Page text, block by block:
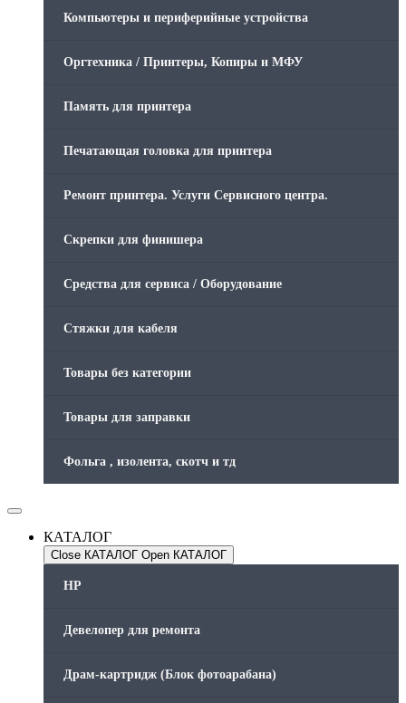
Компьютеры и периферийные устройства
Оргтехника / Принтеры, Копиры и МФУ
Память для принтера
Печатающая головка для принтера
Ремонт принтера. Услуги Сервисного центра.
Скрепки для финишера
Средства для сервиса / Оборудование
Стяжки для кабеля
Товары без категории
Товары для заправки
Фольга , изолента, скотч и тд
КАТАЛОГ
Close КАТАЛОГ Open КАТАЛОГ
HP
Девелопер для ремонта
Драм-картридж (Блок фотоарабана)